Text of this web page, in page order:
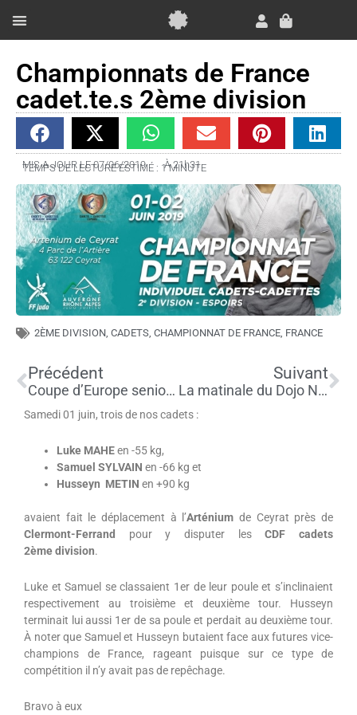
contenu
Panier
Championnats de France
cadet.te.s 2ème division
MIS A JOUR LE 07/06/2019 À 21h31
TEMPS DE LECTURE ESTIMÉ : 1 MINUTE
2ÈME DIVISION, CADETS, CHAMPIONNAT DE FRANCE, FRANCE
Précédent
Précédent
Coupe d’Europe seniors de CELJE Podcetrtek
Suivant
La matinale du Dojo Nantais…
Samedi 01 juin, trois de nos cadets :
Luke MAHEen -55 kg,
Samuel SYLVAIN en -66 kg et
Husseyn METIN en +90 kg
avaient fait le déplacement à l’Arténium de Ceyrat près de
Clermont-Ferrand
pour y disputer lesCDF cadets
2èmedivision.
Luke et Samuel se classaient 1er de leur poule et s’inclinaient
respectivement au troisième et deuxième tour. Husseyn
terminait lui aussi 1er de sa poule et perdait au deuxième tour.
À noter que Samuel et Husseyn butaient face aux futures vice-
champions de France, rageant puisque sur ce type de
compétition il n’y avait pas de repêchage.
Bravo à eux